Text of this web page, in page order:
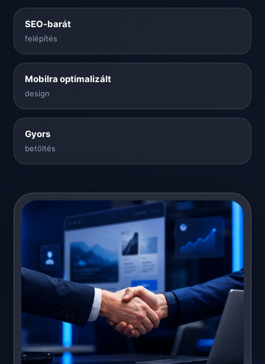
SEO-barát
felépítés
Mobilra optimalizált
design
Gyors
betöltés